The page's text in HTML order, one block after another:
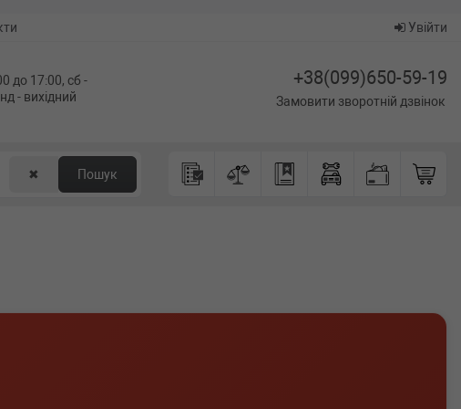
Увійти
до 17:00, сб -
- вихідний
+38(099)650-59-19
Замовити зворотній дзвінок
✖ Пошук